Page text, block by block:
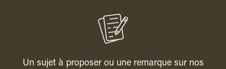
Un sujet à proposer ou une remarque sur nos